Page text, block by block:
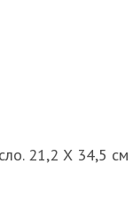
21,2 Х 34,5 см